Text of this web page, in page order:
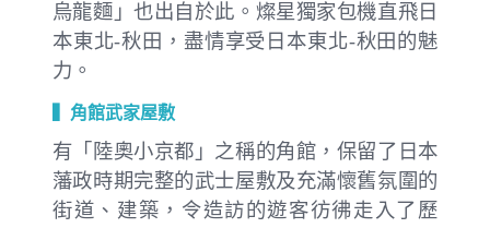
烏龍麵」也出自於此。燦星獨家包機直飛日
本東北-秋田，盡情享受日本東北-秋田的魅
力。
▍角館武家屋敷
有「陸奧小京都」之稱的角館，保留了日本
藩政時期完整的武士屋敷及充滿懷舊氛圍的
街道、建築，令造訪的遊客彷彿走入了歷